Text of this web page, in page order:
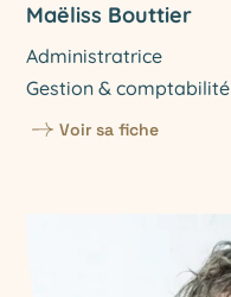
Maëliss Bouttier
Administratrice
Gestion & comptabilité
Voir sa fiche